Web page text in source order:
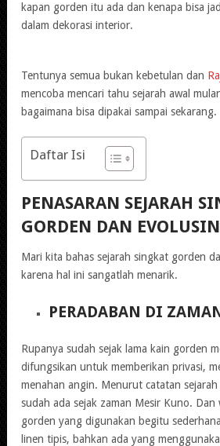
kapan gorden itu ada dan kenapa bisa
dalam dekorasi interior.
Tentunya semua bukan kebetulan dan
mencoba mencari tahu sejarah awal
bagaimana bisa dipakai sampai sekarang.
Daftar Isi
PENASARAN SEJARAH
GORDEN DAN
Mari kita bahas sejarah singkat gorden
karena hal ini sangatlah menarik.
PERADABAN DI
Rupanya sudah sejak lama kain gorden
difungsikan untuk memberikan privasi,
menahan angin. Menurut catatan
sudah ada sejak zaman Mesir Kuno. Dan
gorden yang digunakan begitu
linen tipis, bahkan ada yang